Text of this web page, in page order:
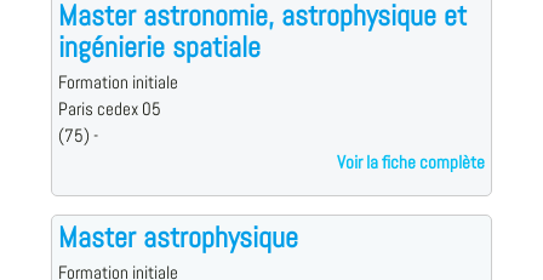
Master astronomie, astrophysique et
ingénierie spatiale
Formation initiale
Paris cedex 05
(75) -
Voir la fiche complète
Master astrophysique
Formation initiale